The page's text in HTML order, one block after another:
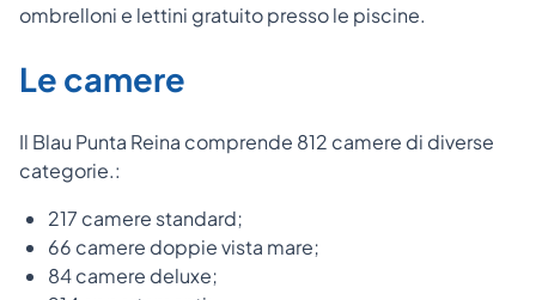
ombrelloni e lettini gratuito presso le piscine.
Le camere
Il Blau Punta Reina comprende 812 camere di diverse
categorie.:
217 camere standard;
66 camere doppie vista mare;
84 camere deluxe;